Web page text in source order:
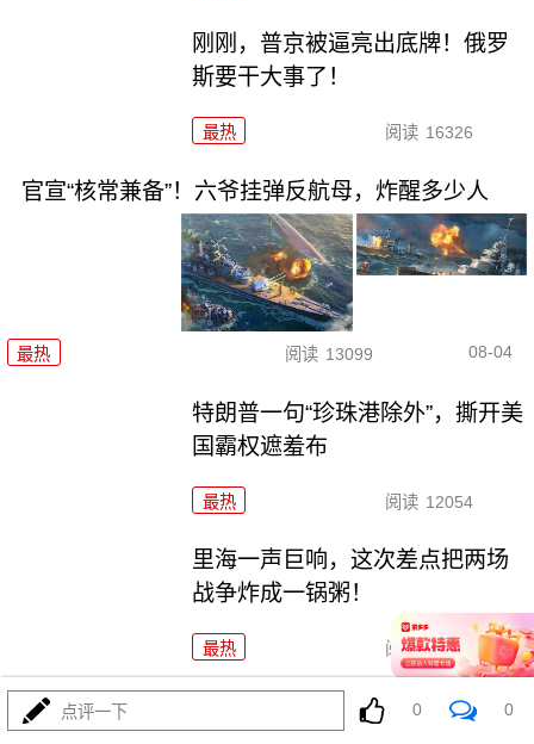
刚刚，普京被逼亮出底牌！俄罗
斯要干大事了！
最热 阅读 16326
官宣“核常兼备”！六爷挂弹反航母，炸醒多少人
最热 阅读 13099 08-04
特朗普一句“珍珠港除外”，撕开美
国霸权遮羞布
最热 阅读 12054
里海一声巨响，这次差点把两场
战争炸成一锅粥！
最热 阅读 9946
731！特高课还魂！高市早苗两把
点评一下 0 0